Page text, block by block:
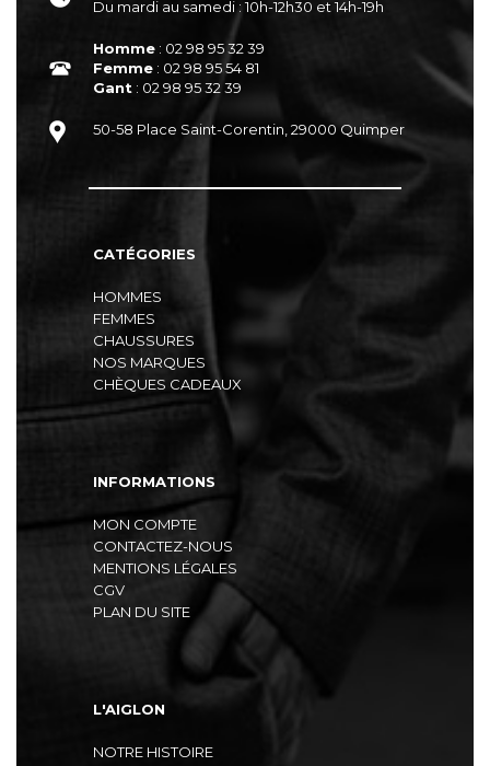
Du mardi au samedi : 10h-12h30 et 14h-19h
Homme : 02 98 95 32 39
Femme : 02 98 95 54 81
Gant : 02 98 95 32 39
50-58 Place Saint-Corentin, 29000 Quimper
CATÉGORIES
HOMMES
FEMMES
CHAUSSURES
NOS MARQUES
CHÈQUES CADEAUX
INFORMATIONS
MON COMPTE
CONTACTEZ-NOUS
MENTIONS LÉGALES
CGV
PLAN DU SITE
L'AIGLON
NOTRE HISTOIRE